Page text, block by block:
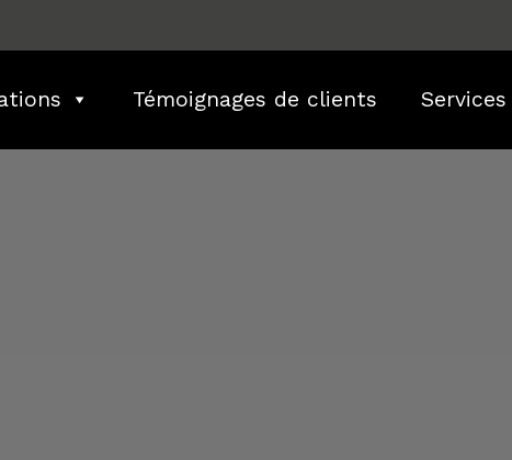
Témoignages de clients Services